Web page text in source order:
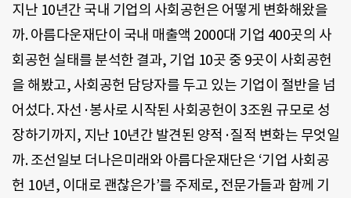
지난 10년간 국내 기업의 사회공헌은 어떻게 변화해왔을
까. 아름다운재단이 국내 매출액 2000대 기업 400곳의 사
회공헌 실태를 분석한 결과, 기업 10곳 중 9곳이 사회공헌
을 해봤고, 사회공헌 담당자를 두고 있는 기업이 절반을 넘
어섰다. 자선·봉사로 시작된 사회공헌이 3조원 규모로 성
장하기까지, 지난 10년간 발견된 양적·질적 변화는 무엇일
까. 조선일보 더나은미래와 아름다운재단은 ‘기업 사회공
헌 10년, 이대로 괜찮은가’를 주제로, 전문가들과 함께 기